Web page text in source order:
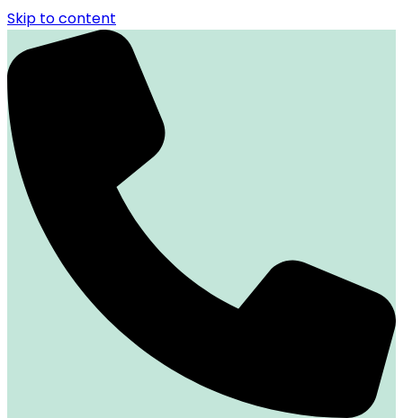
Skip to content